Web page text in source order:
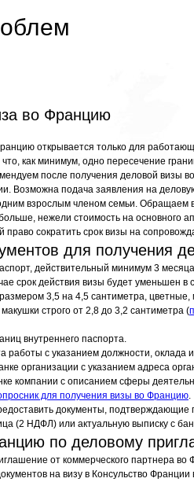
во Францию
открывается только для
как минимум, одно пересечение
после получения деловой визы
Возможна подача заявления на
взрослым членом семьи. Обращаем
нежели стоимость на основного
право сократить срок визы на
для получения
действительный минимум 3
срок действия визы будет уменьшен в
3,5 на 4,5 сантиметра,
строго от 2,8 до 3,2 сантиметра (
внутреннего паспорта.
работы с указанием должности,
организации с указанием адреса
компании с описанием сферы
для получения визы во Францию.
документы, подтверждающие
(2 НДФЛ) или актуальную выписку с
по деловому
от коммерческого партнера
на визу в Консульство